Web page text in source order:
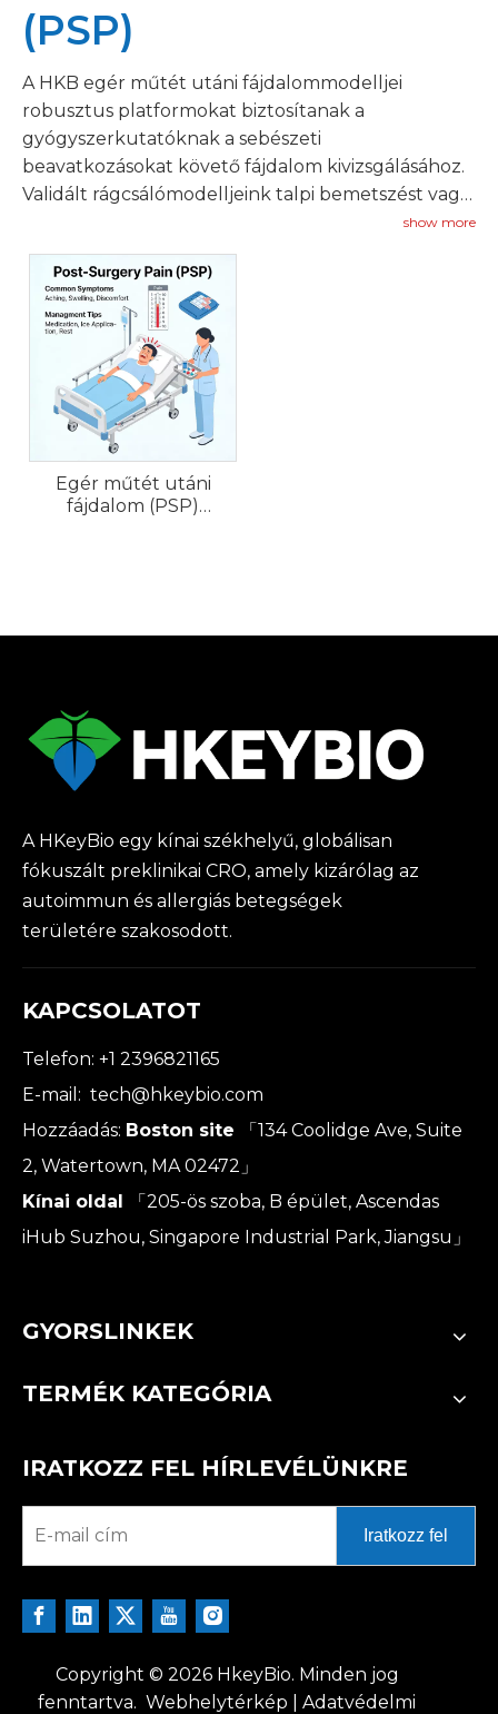
(PSP)
A HKB egér műtét utáni fájdalommodelljei
robusztus platformokat biztosítanak a
gyógyszerkutatóknak a sebészeti
beavatkozásokat követő fájdalom kivizsgálásához.
Validált rágcsálómodelljeink talpi bemetszést vagy
laparotómiát alkalmaznak a szövetsérülést követő
akut és tartós fájdalom megismétlésére.
show more
Egér műtét utáni
fájdalom (PSP)
A HKeyBio egy kínai székhelyű, globálisan
fókuszált preklinikai CRO, amely kizárólag az
autoimmun és allergiás betegségek
területére szakosodott.
KAPCSOLATOT
Telefon: +1 2396821165
E-mail: tech@hkeybio.com
Hozzáadás: Boston site
「134 Coolidge Ave, Suite
2, Watertown, MA 02472」
Kínai oldal
「205-ös szoba, B épület, Ascendas
iHub Suzhou, Singapore Industrial Park, Jiangsu」
GYORSLINKEK
TERMÉK KATEGÓRIA
IRATKOZZ FEL HÍRLEVÉLÜNKRE
Iratkozz fel
Copyright © 2026HkeyBio. Minden jog
fenntartva. Webhelytérkép Adatvédelmi